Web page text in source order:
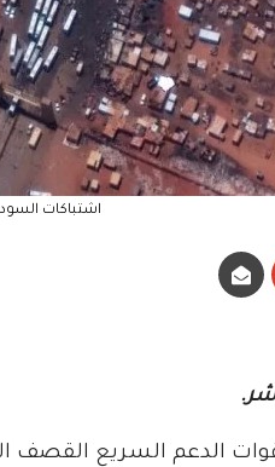
اشتباكات
الدعم السريع القصف